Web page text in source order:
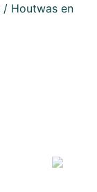
/ Houtwas en
Next